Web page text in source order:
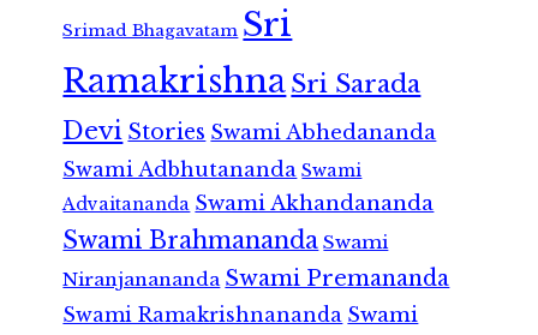
Srimad Bhagavatam Sri
RamakrishnaSri Sarada
Devi Stories Swami Abhedananda
Swami Adbhutananda Swami
Advaitananda Swami Akhandananda
Swami Brahmananda Swami
Niranjanananda Swami Premananda
Swami Ramakrishnananda Swami